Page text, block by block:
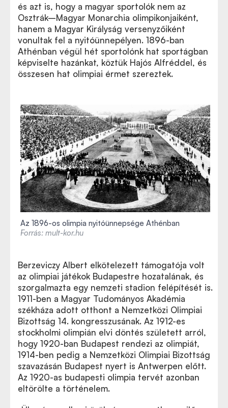
és azt is, hogy a magyar sportolók nem az
Osztrák–Magyar Monarchia olimpikonjaiként,
hanem a Magyar Királyság versenyzőiként
vonultak fel a nyitóünnepélyen. 1896-ban
Athénban végül hét sportolónk hat sportágban
képviselte hazánkat, köztük Hajós Alfréddel, és
összesen hat olimpiai érmet szereztek.
Az 1896-os olimpia nyitóünnepsége Athénban
Forrás: mult-kor.hu
Berzeviczy Albert elkötelezett támogatója volt
az olimpiai játékok Budapestre hozatalának, és
szorgalmazta egy nemzeti stadion felépítését is.
1911-ben a Magyar Tudományos Akadémia
székháza adott otthont a Nemzetközi Olimpiai
Bizottság 14. kongresszusának. Az 1912-es
stockholmi olimpián elvi döntés született arról,
hogy 1920-ban Budapest rendezi az olimpiát,
1914-ben pedig a Nemzetközi Olimpiai Bizottság
szavazásán Budapest nyert is Antwerpen előtt.
Az 1920-as budapesti olimpia tervét azonban
eltörölte a történelem.